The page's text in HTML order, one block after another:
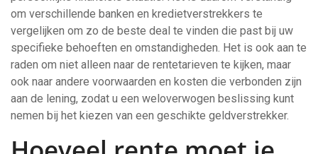
om verschillende banken en kredietverstrekkers te
vergelijken om zo de beste deal te vinden die past bij uw
specifieke behoeften en omstandigheden. Het is ook aan te
raden om niet alleen naar de rentetarieven te kijken, maar
ook naar andere voorwaarden en kosten die verbonden zijn
aan de lening, zodat u een weloverwogen beslissing kunt
nemen bij het kiezen van een geschikte geldverstrekker.